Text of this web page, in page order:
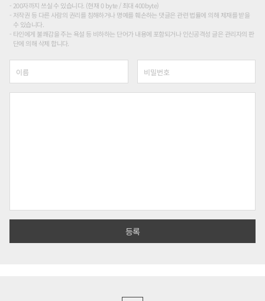
200자까지 쓰실 수 있습니다. (현재 0 byte / 최대 400byte)
저작권 등 다른 사람의 권리를 침해하거나 명예를 훼손하는 댓글은 관련 법률에 의해 제재를 받을
수 있습니다.
타인에게 불쾌감을 주는 욕설 등 비하하는 단어가 내용에 포함되거나 인신공격성 글은 관리자의 판
단에 의해 삭제 합니다.